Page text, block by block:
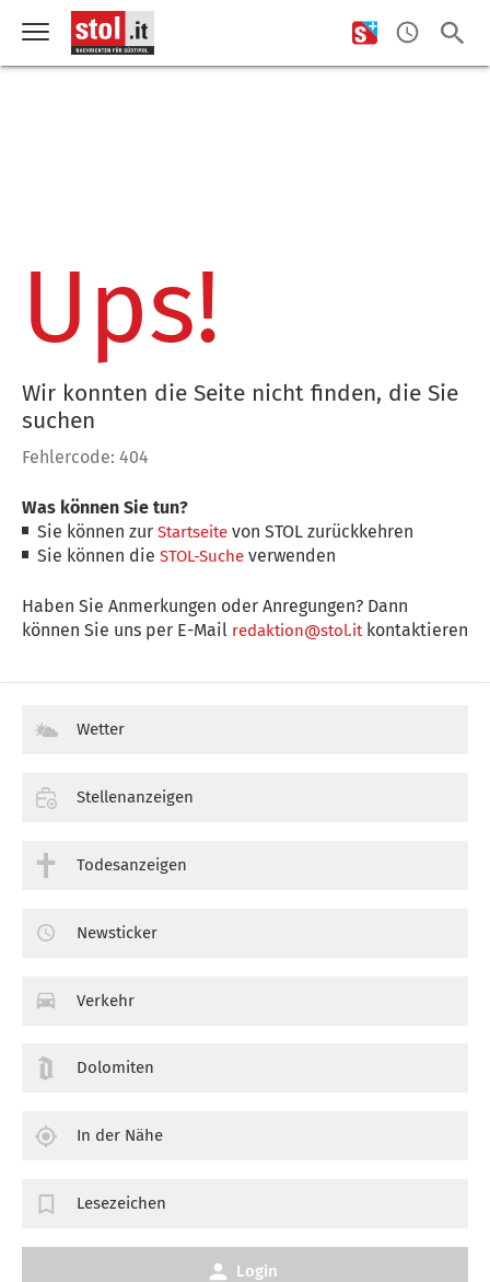
Ups!
Wir konnten die Seite nicht finden, die Sie
suchen
Fehlercode: 404
Was können Sie tun?
Sie können zurStartseite von STOL zurückkehren
Sie können dieSTOL-Suche verwenden
Haben Sie Anmerkungen oder Anregungen? Dann
können Sie uns per E-Mail redaktion@stol.itkontaktieren
Wetter
Stellenanzeigen
Todesanzeigen
Newsticker
Verkehr
Dolomiten
In der Nähe
Lesezeichen
Login